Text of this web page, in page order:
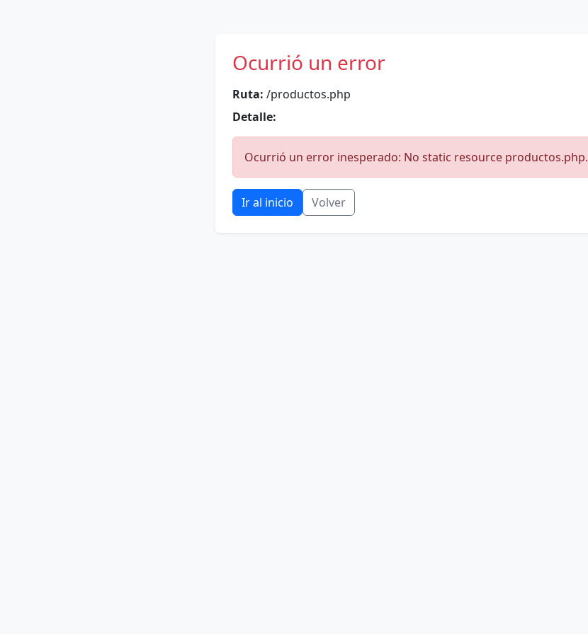
Ocurrió un error
Ruta: /productos.php
Detalle:
Ocurrió un error inesperado: No static resource productos.php.
Ir al inicio Volver